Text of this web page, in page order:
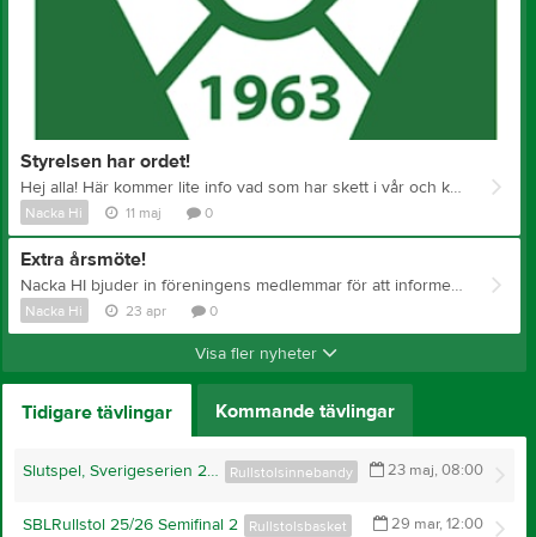
Styrelsen har ordet!
Hej alla! Här kommer lite info vad som har skett i vår och kommer ske under sommaren och hösten. Som ni alla vet flyttade vårt Kansli till Järnvägsgatan 17 i Sickla förra året. Arkan jobbar kvar och hälsar till alla att ni är varmt välkomna att hälsa på. Malmö Open: Rullstolsbasketen åkte till årets upplaga av Malmö Open i Februari. Dom gjorde en fantastisk insats och vann turneringen. Stort Grattis till våra fantastiska spelare! Detta har hänt under våren - Boccia: har tränat på bra och har varit på DM inomhus. - Stående Innebandy: har tränat på bra. - Kälkhockey: har fått ett lyft under våren, de har kommit nya spelare och de fick ett lyft på träningarna. - Rullstolsbasketen: kom till semifinal i SBL Rullstol men fick se sig besegrad av Norrköping. Träningarna har rullat på bra och man har fått in några nya spelare till laget. - Rullstolsinnebandy: har vunnit seriespelet och tränat på bra. - Rullstolsrugby: vann Rugbyligan och SM. Stort Grattis till våra fantastiska spelare!! Tränat på bra. - Simning: tränat på bra under våren. Detta kommer hända under sommaren och hösten. - Boccia: tränar fram till juni månad inomhus, seden kommer laget träna ute under sommaren, kommer delta i SM ute. Drar igång träningarna inomhus under hösten. - Stående Innebandy: tränar på fram till juni, sedan tar laget sommarlov. Drar igång träningarna under hösten. - Kälkhockey: har tagit sommarlov. Drar igång träningarna under hösten. - Rullstolsbasket: tränar under sommaren och kommer delta i 3x3 turneringar. Drar igång säsongen 26/27 under hösten. - Rullstolsinnebandy: spelar slutspelet 23 Maj. Tränar fram till juni månad, sedan tar laget sommarlov. Kommer delta under Prag Wheel Open i augusti. Drar igång säsongen 26/27 under hösten. - Rullstolsrugby: tränar fram till juni månad, sedan tar laget sommarlov. Drar igång säsongen 26/27 under hösten. Vissa i laget kommer vara på landslagsuppdrag under sommaren. - Simning: kommer vara med i simtävling i Falkenberg. Tränar fram till juni, sedan tar laget sommarlov. Drar igång träningarna under hösten. Sommaravslutning: 30 maj i Tollare Bollhall. Anmäl er till: kansli@nackahi.se Nacka Games: Helgerna 11 - 13 september och 18–20 september. Under årets årsmöte fick vi in tre nya medlemmar i styrelsen: Fredrik, Ann Catrin och Göran. Tyvärr hoppade Ann Catrin av uppdraget 1 vecka senare på grund av privata skäl. Vi välkomnar Fredrik och Göran till uppdraget. Vi vill tacka Revan och Sabina som har avslutat sitt uppdrag i styrelsen. Styrelsen 2026: Lotta: Ordförande Robert: Ledamot Fredrik: Ledamot Emma: Ledamot Kristoffer: Suppleant Göran: Suppleant Valberedningen har i uppgift att hitta en ledamot till styrelsen. Vi hoppas att vi kan få ihop en konferens under hösten för att planera framtiden för Nacka HI. Vårens träningsavgift/tävlingsavgift har skickats till alla. Det finns flera som inte har betalat avgiften. Arkan kommer skickat ut en påminnelse till dom som inte betalat. Medlemskap i Nacka HI: vill du förnya ditt medlemskap? Vänligen maila: kansli@nackahi.se så hjälper Arkan er. Vi önskar alla våra medlemmar en härlig och trevlig sommar!!
Nacka Hi 11 maj 0
Extra årsmöte!
Nacka HI bjuder in föreningens medlemmar för att informera om att föreningens medlemskap i Svenska Innebandyförbundet ska beslutas. Dagordningen och annan information finns på hemsidan. Datum: 2026-05-19 Plats: Via teams. För att delta, vänligen maila: kansli@nackahi.se Tid: 18:00 Mvh Nacka HI
Nacka Hi 23 apr 0
Visa fler nyheter
Tidigare tävlingar Kommande tävlingar
23 maj, 08:00
Rullstolsinnebandy
Slutspel, Sverigeserien 2025/2026
29 mar, 12:00
Rullstolsbasket
SBLRullstol 25/26 Semifinal 2